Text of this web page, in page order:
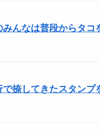
みんなは普段からタコ
捺してきたスタン